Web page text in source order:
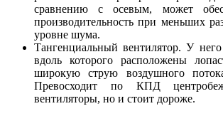
сравнению с осевым, может
производительность при меньших
уровне шума.
Тангенциальный вентилятор. У
вдоль которого расположены
широкую струю воздушного
Превосходит по КПД
вентиляторы, но и стоит дороже.